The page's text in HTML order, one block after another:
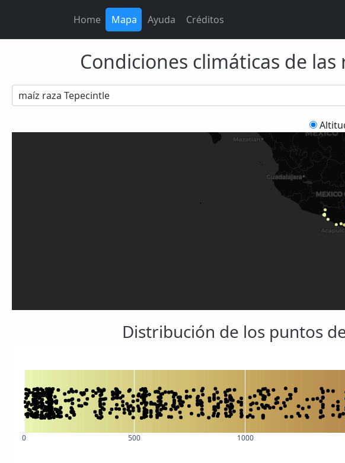
Home Mapa Ayuda Créditos
Condiciones climáticas de
maíz raza Tepecintle
Distribución de los puntos
0 500 1000